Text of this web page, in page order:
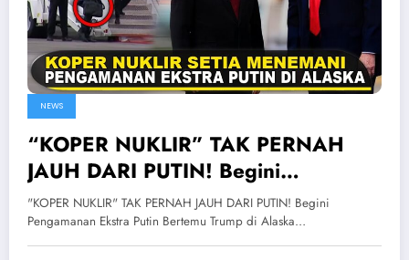
NEWS
“KOPER NUKLIR” TAK PERNAH
JAUH DARI PUTIN! Begini
Pengamanan Ekstra Putin Bertemu
Trump di Alaska
"KOPER NUKLIR" TAK PERNAH JAUH DARI PUTIN! Begini
Pengamanan Ekstra Putin Bertemu Trump di Alaska…